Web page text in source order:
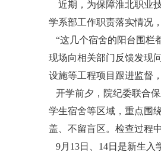
近期，为保障淮北职业
学系部工作职责落实情况
“这几个宿舍的阳台围栏
现场向相关部门反馈发现
设施等工程项目跟进监督
开学前夕，院纪委联合
学生宿舍等区域，重点围
盖、不留盲区。检查过程
9月13日、14日是新生入